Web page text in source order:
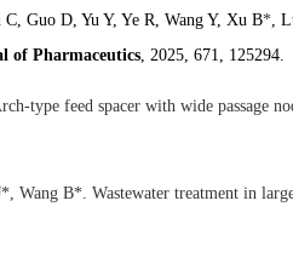
C, Guo D, Yu Y, Ye R, Wang Y, Xu B* ,
of Pharmaceutics , 2025, 671, 125294.
type feed spacer with wide passage
Wang B*. Wastewater treatment in